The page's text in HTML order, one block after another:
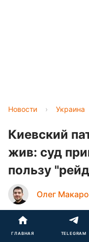
Новости › Украина
Киевский
жив: суд
пользу
Олег
4 сентября 2019, 19:07
ГЛАВНАЯ TELEGRAM